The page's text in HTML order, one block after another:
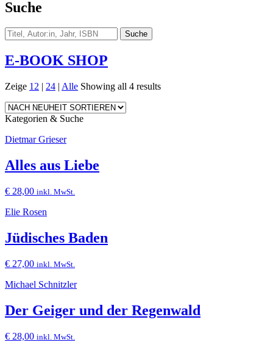
Suche
E-BOOK SHOP
Zeige 12 | 24 | Alle Showing all 4 results
Kategorien & Suche
Dietmar Grieser
Alles aus Liebe
€ 28,00 inkl. MwSt.
Elie Rosen
Jüdisches Baden
€ 27,00 inkl. MwSt.
Michael Schnitzler
Der Geiger und der Regenwald
€ 28,00 inkl. MwSt.